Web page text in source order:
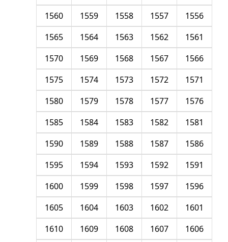
1556
1557
1558
1559
1560
1561
1562
1563
1564
1565
1566
1567
1568
1569
1570
1571
1572
1573
1574
1575
1576
1577
1578
1579
1580
1581
1582
1583
1584
1585
1586
1587
1588
1589
1590
1591
1592
1593
1594
1595
1596
1597
1598
1599
1600
1601
1602
1603
1604
1605
1606
1607
1608
1609
1610